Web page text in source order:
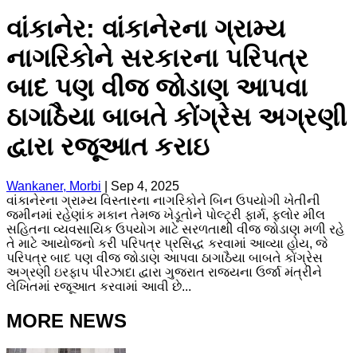
વાંકાનેર: વાંકાનેરના ગ્રામ્ય
નાગરિકોને સરકારના પરિપત્ર
બાદ પણ વીજ જોડાણ આપવા
ઠાગાઠૈયા બાબતે કોંગ્રેસ અગ્રણી
દ્વારા રજૂઆત કરાઇ
Wankaner, Morbi
Sep 4, 2025
વાંકાનેરના ગ્રામ્ય વિસ્તારના નાગરિકોને બિન ઉપયોગી ખેતીની
જમીનમાં રહેણાંક મકાન તેમજ ખેડૂતોને પોલ્ટ્રી ફાર્મ, ફ્લોર મીલ
સહિતના વ્યવસાયિક ઉપયોગ માટે સરળતાથી વીજ જોડાણ મળી રહે
તે માટે આયોજનો કરી પરિપત્ર પ્રસિદ્ધ કરવામાં આવ્યા હોય, જે
પરિપત્ર બાદ પણ વીજ જોડાણ આપવા ઠાગાઠૈયા બાબતે કોંગ્રેસ
અગ્રણી ઇરફાપ પીરઝાદા દ્વારા ગુજરાત રાજ્યના ઉર્જા મંત્રીને
લેખિતમાં રજૂઆત કરવામાં આવી છે...
MORE NEWS